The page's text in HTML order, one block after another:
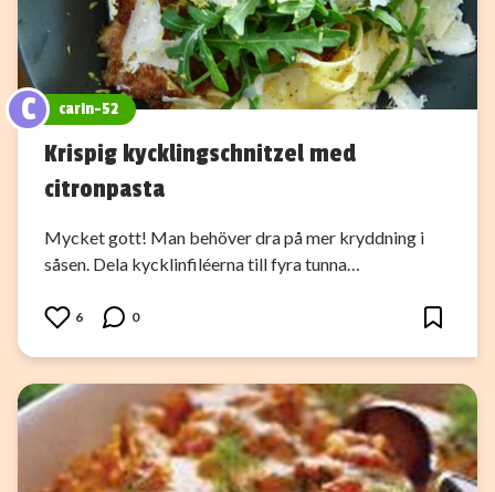
C carin-52
Krispig kycklingschnitzel med
citronpasta
Mycket gott! Man behöver dra på mer kryddning i
såsen. Dela kycklinfiléerna till fyra tunna…
6 0